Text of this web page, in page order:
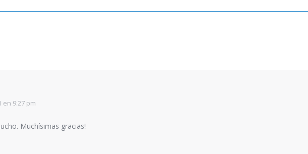
en 9:27 pm
Muchísimas gracias!